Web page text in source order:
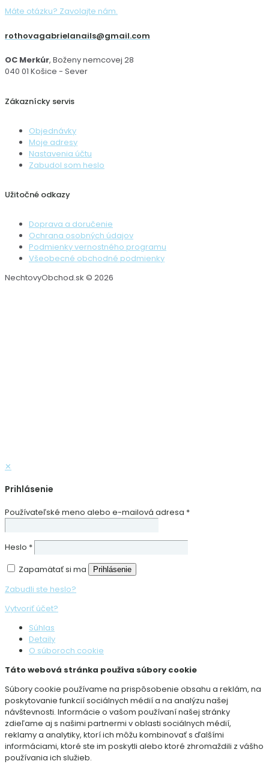
Máte otázku? Zavolajte nám.
rothovagabrielanails@gmail.com
OC Merkúr, Boženy nemcovej 28
040 01 Košice - Sever
Zákaznícky servis
Objednávky
Moje adresy
Nastavenia účtu
Zabudol som heslo
Užitočné odkazy
Doprava a doručenie
Ochrana osobných údajov
Podmienky vernostného programu
Všeobecné obchodné podmienky
NechtovyObchod.sk © 2026
✕
Prihlásenie
Používateľské meno alebo e-mailová adresa *
Heslo *
Zapamätať si ma
Prihlásenie
Zabudli ste heslo?
Vytvoriť účet?
Súhlas
Detaily
O súboroch cookie
Táto webová stránka používa súbory cookie
Súbory cookie používame na prispôsobenie obsahu a reklám, na
poskytovanie funkcií sociálnych médií a na analýzu našej
návštevnosti. Informácie o vašom používaní našej stránky
zdieľame aj s našimi partnermi v oblasti sociálnych médií,
reklamy a analytiky, ktorí ich môžu kombinovať s ďalšími
informáciami, ktoré ste im poskytli alebo ktoré zhromaždili z vášho
používania ich služieb.